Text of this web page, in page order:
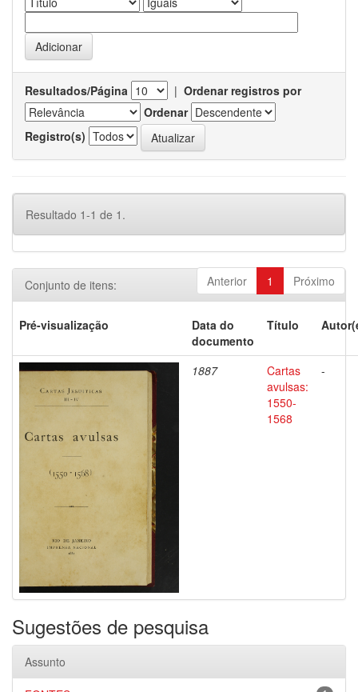
Resultados/Página | Ordenar registros por
Ordenar
Registro(s)
Resultado 1-1 de 1.
Anterior 1 Próximo
Conjunto de itens:
Pré-visualização
Data do
documento
Título
1887
Cartas
avulsas:
1550-
1568
-
Sugestões de pesquisa
Assunto